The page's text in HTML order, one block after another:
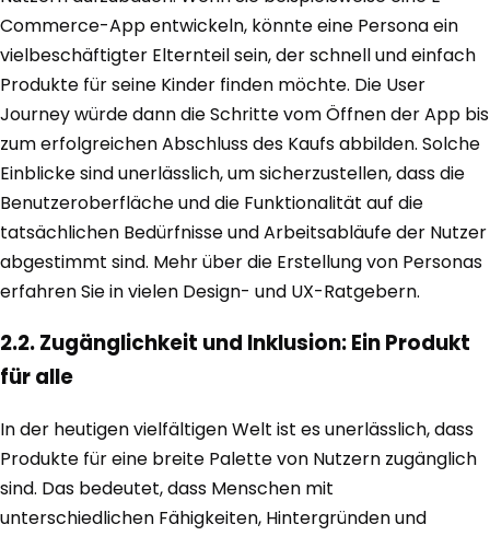
Commerce-App entwickeln, könnte eine Persona ein
vielbeschäftigter Elternteil sein, der schnell und einfach
Produkte für seine Kinder finden möchte. Die User
Journey würde dann die Schritte vom Öffnen der App bis
zum erfolgreichen Abschluss des Kaufs abbilden. Solche
Einblicke sind unerlässlich, um sicherzustellen, dass die
Benutzeroberfläche und die Funktionalität auf die
tatsächlichen Bedürfnisse und Arbeitsabläufe der Nutzer
abgestimmt sind. Mehr über die Erstellung von Personas
erfahren Sie in vielen Design- und UX-Ratgebern.
2.2. Zugänglichkeit und Inklusion: Ein Produkt
für alle
In der heutigen vielfältigen Welt ist es unerlässlich, dass
Produkte für eine breite Palette von Nutzern zugänglich
sind. Das bedeutet, dass Menschen mit
unterschiedlichen Fähigkeiten, Hintergründen und